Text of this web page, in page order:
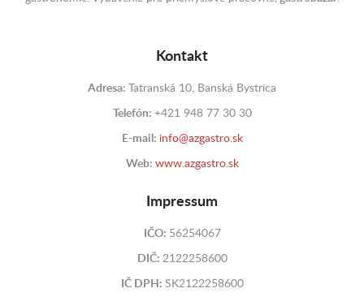
Kontakt
Adresa: Tatranská 10, Banská Bystrica
Telefón: +421 948 77 30 30
E-mail: info@azgastro.sk
Web: www.azgastro.sk
Impressum
IČO: 56254067
DIČ: 2122258600
IČ DPH: SK2122258600